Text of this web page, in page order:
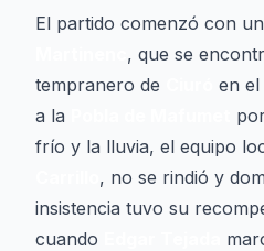
El partido comenzó con
, que se
tempranero de
en el
a la
frío y la lluvia, el equipo
, no se rindió y
insistencia tuvo su
cuando